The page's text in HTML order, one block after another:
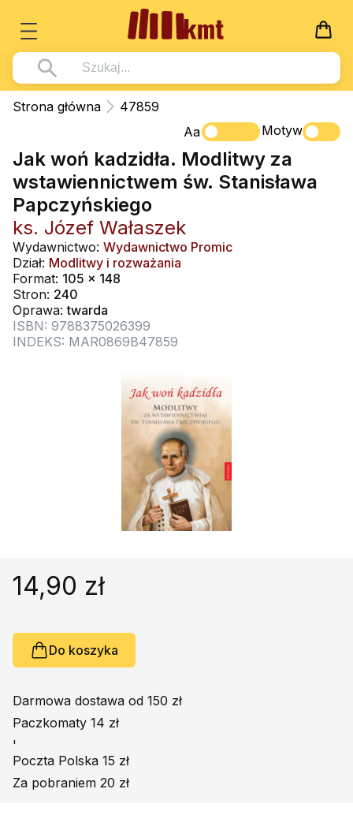
Książki
Wszystko z kategorii - Książki
Pismo Święte
Kościół Katolicki
Duszpasterstwo
Teologia
Życie chrześcijańskie
Duchowość
Literatura piękna
Poradniki, leksykony...
Podręczniki szkolne
Wszystko z kategorii - Multimedia
DVD
CD-ROM
Muzyka
Rekolekcje i inne na CD
Śpiew i modlitwa
Muzyka klasyczna
Dla Dzieci
Wszystko z kategorii - Dla Dzieci
Literatura (D)
Płyty, DVD (D)
Podręczniki i pomoce dydaktyczne
Podręczniki
Wszystko z kategorii - Podręczniki
Podręczniki i pomoce dydaktyczne
Zabawa i Nauka
Nowości
Zaloguj się
Strona główna
47859
Aa
Motyw
Jak woń kadzidła. Modlitwy za
wstawiennictwem św. Stanisława
Papczyńskiego
ks. Józef Wałaszek
Wydawnictwo: Wydawnictwo Promic
Dział: Modlitwy i rozważania
Format: 105 x 148
Stron: 240
Oprawa:twarda
ISBN: 9788375026399
INDEKS: MAR0869B47859
14,90 zł
Do koszyka
Darmowa dostawa od 150 zł
Paczkomaty 14 zł
'
Poczta Polska 15 zł
Za pobraniem 20 zł